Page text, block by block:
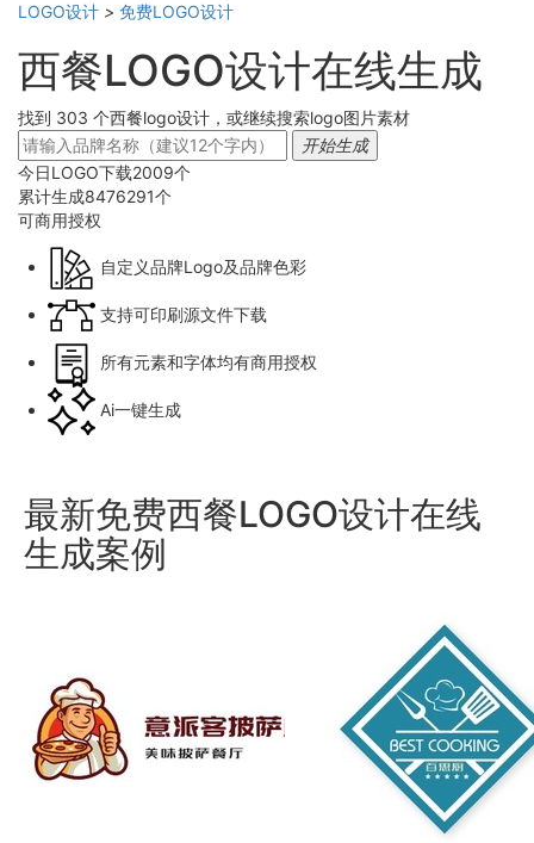
LOGO设计 > 免费LOGO设计
西餐LOGO设计在线生成
找到 303 个西餐logo设计，或继续搜索logo图片素材
开始生成
今日LOGO下载2009个
累计生成8476291个
可商用授权
自定义品牌Logo及品牌色彩
支持可印刷源文件下载
所有元素和字体均有商用授权
Ai一键生成
最新免费西餐LOGO设计在线
生成案例